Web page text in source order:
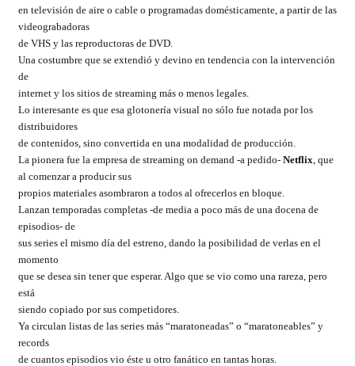
en televisión de aire o cable o programadas domésticamente, a partir de las
videograbadoras
de VHS y las reproductoras de DVD.
Una costumbre que se extendió y devino en tendencia con la intervención
de
internet y los sitios de streaming más o menos legales.
Lo interesante es que esa glotonería visual no sólo fue notada por los
distribuidores
de contenidos, sino convertida en una modalidad de producción.
La pionera fue la empresa de streaming on demand -a pedido- Netflix, que
al comenzar a producir sus
propios materiales asombraron a todos al ofrecerlos en bloque.
Lanzan temporadas completas -de media a poco más de una docena de
episodios- de
sus series el mismo día del estreno, dando la posibilidad de verlas en el
momento
que se desea sin tener que esperar. Algo que se vio como una rareza, pero
está
siendo copiado por sus competidores.
Ya circulan listas de las series más “maratoneadas” o “maratoneables” y
records
de cuantos episodios vio éste u otro fanático en tantas horas.